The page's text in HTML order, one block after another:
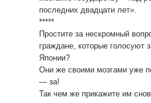
последних двадцати лет».
*****
Простите за нескромный
граждане, которые голосуют
Японии?
Они же своими мозгами уже
— за!
Так чем же прикажите им